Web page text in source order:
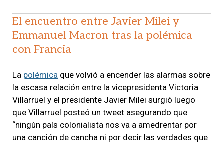
El encuentro entre Javier Milei y
Emmanuel Macron tras la polémica
con Francia
La polémica que volvió a encender las alarmas sobre
la escasa relación entre la vicepresidenta Victoria
Villarruel y el presidente Javier Milei surgió luego
que Villarruel posteó un tweet asegurando que
“ningún país colonialista nos va a amedrentar por
una canción de cancha ni por decir las verdades que